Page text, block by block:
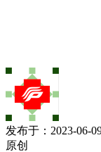
发布于：2023-06-
原创